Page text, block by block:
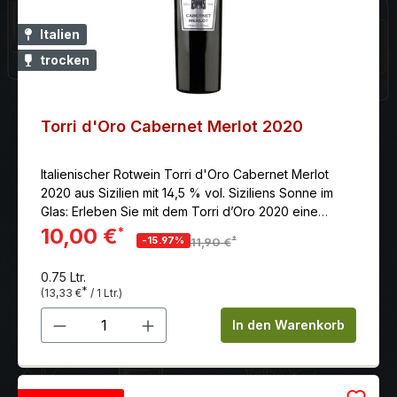
Italien
trocken
Torri d'Oro Cabernet Merlot 2020
Italienischer Rotwein Torri d'Oro Cabernet Merlot
2020 aus Sizilien mit 14,5 % vol. Siziliens Sonne im
Glas: Erleben Sie mit dem Torri d’Oro 2020 eine
kraftvolle Cuvée, die mit tiefen Beerenaromen,
samtigem Merlot und der eleganten Struktur des
Genuss verschmilzt.
10,00 €*
-15.97% 11,90 €*
0.75 Ltr.
(13,33 €* / 1 Ltr.)
Produkt Anzahl: Gib denIn den Warenkorb